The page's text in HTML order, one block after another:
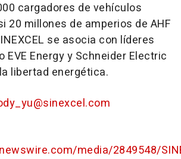
cargadores de vehículos
20 millones de amperios de AHF
se asocia con líderes
EVE Energy y Schneider Electric
libertad energética.
media/2849548/